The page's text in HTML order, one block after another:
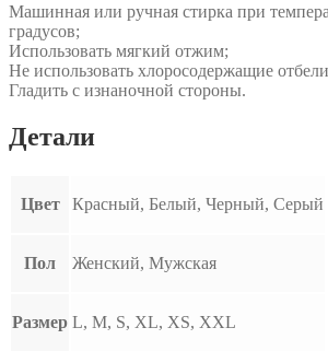
Машинная или ручная стирка при
градусов;
Использовать мягкий отжим;
Не использовать хлоросодержащие
Гладить с изнаночной стороны.
Детали
Цвет Красный, Белый, Черный, Серый
Пол Женский, Мужская
Размер L, M, S, XL, XS, XXL